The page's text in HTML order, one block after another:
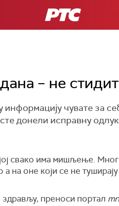
РТС
– не
чувате за
донели исправну
свако има мишљење.
на оне који се не
преноси портал